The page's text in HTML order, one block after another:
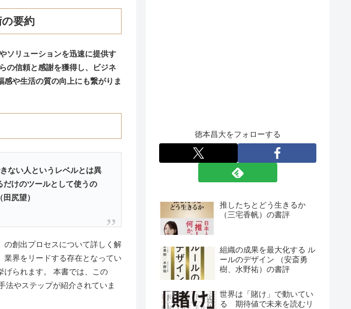
要約
ソリューションを迅速に提供す
の信頼と感謝を獲得し、ビジネ
や生活の質の向上にも繋がりま
ない人というレベルとは異
けのツールとして使うの
尻望）
の創出プロセスについて詳しく解
界をリードする存在となってい
げられます。 本書では、この
法やステップが紹介されていま
徳本昌大をフォローする
推したちとどう生きるか
（三宅香帆）の書評
組織の成果を最大化する ル
ールのデザイン （安斎勇
樹、水野祐）の書評
世界は「賭け」で動いてい
る 期待値で未来を読むリ